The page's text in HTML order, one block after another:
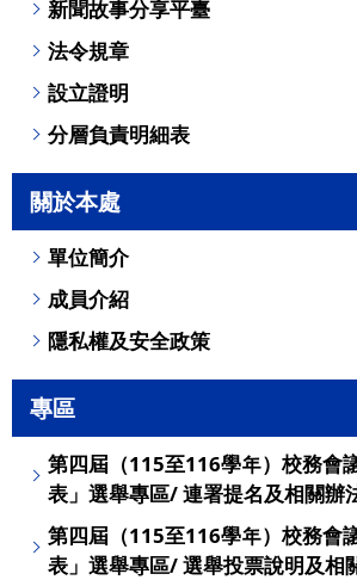
新聞故事分享平臺
法令規章
設立證明
分層負責明細表
關於本處
單位簡介
成員介紹
隱私權及安全政策
專區
第四屆（115至116學年）校務會
表」選舉專區/ 連署提名及相關辦
第四屆（115至116學年）校務會
表」選舉專區/ 選舉投票說明及相